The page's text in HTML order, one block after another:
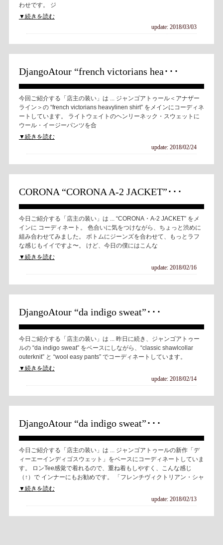
わせです。 ジ
▼続きを読む
update: 2018/03/03
DjangoAtour “french victorians hea･･･
今回ご紹介する「店主の装い」は ... ジャンゴアトゥール＜アナザー
ライン＞の “french victorians heavylinen shirt” をメインにコーディネ
ートしています。 ライトウェイトのヘンリーネック・スウェットに
ウール・イージーパンツを合
▼続きを読む
update: 2018/02/24
CORONA “CORONA A-2 JACKET”･･･
今日ご紹介する「店主の装い」は ... “CORONA・A-2 JACKET” をメ
インに コーディネート。 色合いに気をつけながら、ちょっと渋めに
組み合わせてみました。 ボトムにジーンズを合わせて、もっとラフ
な感じもイイですよ〜。 けど、今日の僕にはこんな
▼続きを読む
update: 2018/02/16
DjangoAtour “da indigo sweat”･･･
今日ご紹介する「店主の装い」は ... 昨日に続き、ジャンゴアトゥー
ルの “da indigo sweat” をベースにしながら、“classic shawlcollar
outerknit” と “wool easy pants” でコーディネートしています。
▼続きを読む
update: 2018/02/14
DjangoAtour “da indigo sweat”･･･
今日ご紹介する「店主の装い」は ... ジャンゴアトゥールの新作「デ
ィーエーインディゴスウェット」をベースにコーディネートしていま
す。 ロンTee感覚で着れるので、重ね着もしやすく、こんな感じ
（↑）で インナーにもお勧めです。 「フレンチヴィクトリアン・シャ
▼続きを読む
update: 2018/02/13